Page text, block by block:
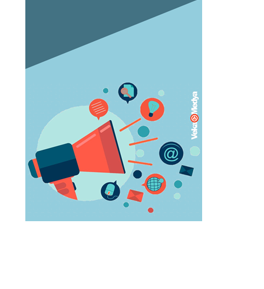
Orgazm olan kadınlar daha çabuk
May 05, 2023